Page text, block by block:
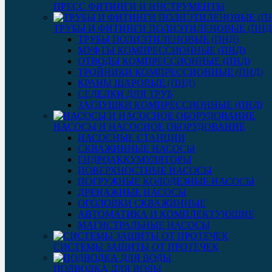
ПРЕСС ФИТИНГИ И ИНСТРУМЕНТЫ
ТРУБЫ И ФИТИНГИ ПОЛИЭТИЛЕНОВЫЕ
ТРУБЫ ПОЛИЭТИЛЕНОВЫЕ (ПНД)
МУФТЫ КОМПРЕССИОННЫЕ (ПНД)
ОТВОДЫ КОМПРЕССИОННЫЕ (ПНД)
ТРОЙНИКИ КОМПРЕССИОННЫЕ (ПНД)
КРАНЫ ШАРОВЫЕ (ПНД)
СЕДЕЛКИ ДЛЯ ТРУБ
ЗАГЛУШКИ КОМПРЕССИОННЫЕ (ПНД)
НАСОСЫ И НАСОСНОЕ ОБОРУДОВАНИЕ
НАСОСНЫЕ СТАНЦИИ
СКВАЖИННЫЕ НАСОСЫ
ГИДРОАККУМУЛЯТОРЫ
ПОВЕРХНОСТНЫЕ НАСОСЫ
ПОГРУЖНЫЕ КОЛОДЕЗНЫЕ НАСОСЫ
ДРЕНАЖНЫЕ НАСОСЫ
ОГОЛОВКИ СКВАЖИННЫЕ
АВТОМАТИКА И КОМПЛЕКТУЮЩИЕ
МАГИСТРАЛЬНЫЕ НАСОСЫ
СИСТЕМЫ ЗАЩИТЫ ОТ ПРОТЕЧЕК
ПОДВОДКА ДЛЯ ВОДЫ